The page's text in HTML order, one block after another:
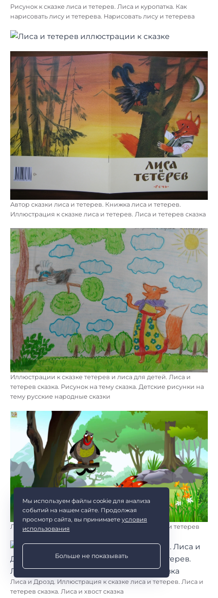
Рисунок к сказке лиса и тетерев. Лиса и куропатка. Как
нарисовать лису и тетерева. Нарисовать лису и тетерева
Автор сказки лиса и тетерев. Книжка лиса и тетерев.
Иллюстрация к сказке лиса и тетерев. Лиса и тетерев сказка
Иллюстрации к сказке тетерев и лиса для детей. Лиса и
тетерев сказка. Рисунок на тему сказка. Детские рисунки на
тему русские народные сказки
Лиса и тетерев. Лиса и тетерев сказка. РНС лиса и тетерев
Лиса и Дрозд. Иллюстрация к сказке лиса и тетерев. Лиса и
тетерев сказка. Лиса и хвост сказка
Мы используем файлы cookie для анализа
событий на нашем сайте. Продолжая
просмотр сайта, вы принимаетеусловия
использования
Больше не показывать